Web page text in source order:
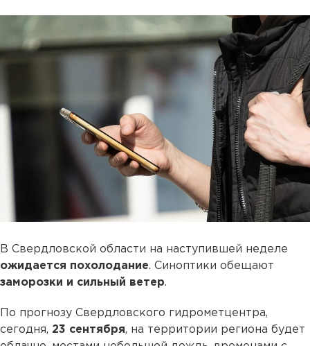
В Свердловской области на наступившей неделе
ожидается похолодание. Синоптики обещают
заморозки и сильный ветер.
По прогнозу Свердловского гидрометцентра,
сегодня, 23 сентября, на территории региона будет